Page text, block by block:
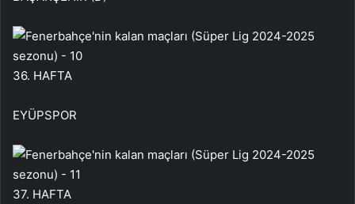
36. HAFTA
EYÜPSPOR
37. HAFTA